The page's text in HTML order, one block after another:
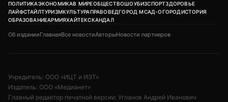
ПОЛИТИКАЭКОНОМИКАВ МИРЕОБЩЕСТВОШОУБИЗСПОРТЗДОРОВЬЕ
ЛАЙФСТАЙЛТУРИЗМКУЛЬТУРАПРАВОВЕДГОРОД МСАД-ОГОРОДИСТОРИЯ
ОБРАЗОВАНИЕАРМИЯХАЙТЕКСКАНДАЛ
Об изданииГлавнаяВсе новостиАвторыНовости партнеров
Учредитель: ООО «ИЦТ и ИЭТ»
Издатель: ООО «Медианет»
Главный редактор печатной версии: Угланов Андрей Иванович